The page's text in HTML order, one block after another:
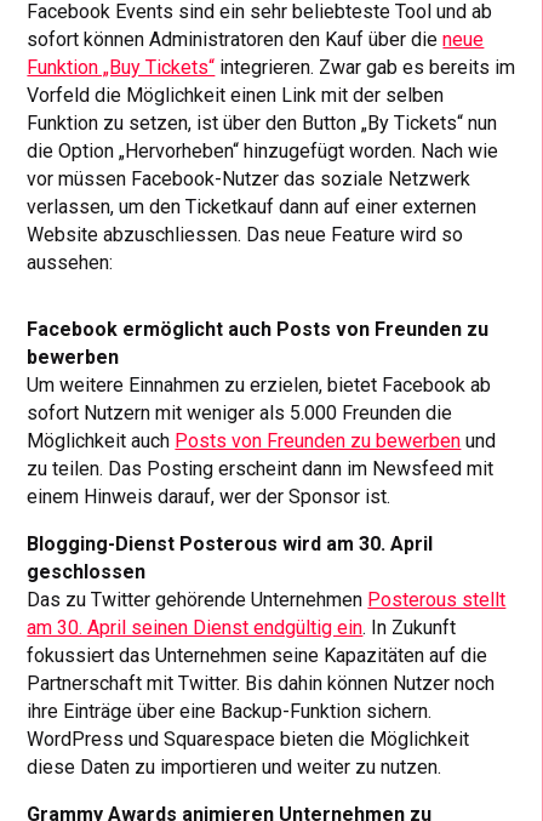
Facebook Events sind ein sehr beliebteste Tool und ab
sofort können Administratoren den Kauf über dieneue
Funktion „Buy Tickets“ integrieren. Zwar gab es bereits im
Vorfeld die Möglichkeit einen Link mit der selben
Funktion zu setzen, ist über den Button „By Tickets“ nun
die Option „Hervorheben“ hinzugefügt worden. Nach wie
vor müssen Facebook-Nutzer das soziale Netzwerk
verlassen, um den Ticketkauf dann auf einer externen
Website abzuschliessen. Das neue Feature wird so
aussehen:
Facebook ermöglicht auch Posts von Freunden zu
bewerben
Um weitere Einnahmen zu erzielen, bietet Facebook ab
sofort Nutzern mit weniger als 5.000 Freunden die
Möglichkeit auch Posts von Freunden zu bewerben und
zu teilen. Das Posting erscheint dann im Newsfeed mit
einem Hinweis darauf, wer der Sponsor ist.
Blogging-Dienst Posterous wird am 30. April
geschlossen
Das zu Twitter gehörende Unternehmen Posterous stellt
am 30. April seinen Dienst endgültig ein. In Zukunft
fokussiert das Unternehmen seine Kapazitäten auf die
Partnerschaft mit Twitter. Bis dahin können Nutzer noch
ihre Einträge über eine Backup-Funktion sichern.
WordPress und Squarespace bieten die Möglichkeit
diese Daten zu importieren und weiter zu nutzen.
Grammy Awards animieren Unternehmen zu